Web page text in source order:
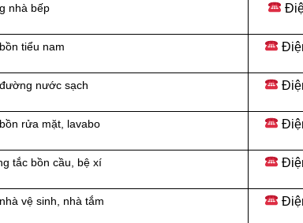
nhà bếp
tiểu nam
nước sạch
rửa mặt, lavabo
tắc bồn cầu, bệ xí
vệ sinh, nhà tắm